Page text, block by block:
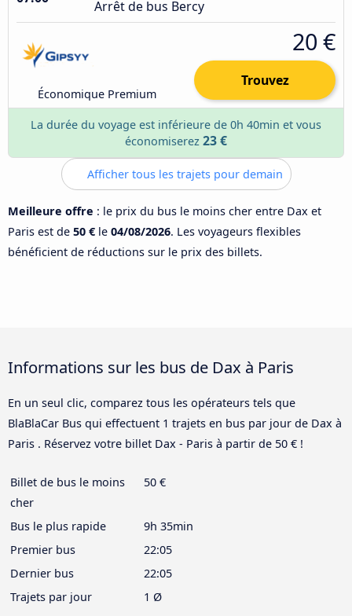
Arrêt de bus Bercy
Économique Premium
20 €
Trouvez
La durée du voyage est inférieure de 0h 40min et vous
économiserez 23 €
Afficher tous les trajets pour demain
Meilleure offre : le prix du bus le moins cher entre Dax et
Paris est de 50 € le 04/08/2026. Les voyageurs flexibles
bénéficient de réductions sur le prix des billets.
Informations sur les bus de Dax à Paris
En un seul clic, comparez tous les opérateurs tels que
BlaBlaCar Bus qui effectuent 1 trajets en bus par jour de Dax à
Paris . Réservez votre billet Dax - Paris à partir de 50 € !
Billet de bus le moins
cher
50 €
Bus le plus rapide
9h 35min
Premier bus
22:05
Dernier bus
22:05
Trajets par jour
1 Ø